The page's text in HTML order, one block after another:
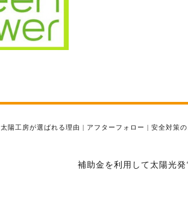
太陽工房が選ばれる理由 | アフターフォロー | 安全対策
補助金を利用して太陽光